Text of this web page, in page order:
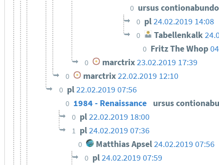
0 ursus
0 pl24.02.2019 14:08
0 Tabellenkalk
0 Fritz The Whop
0 marctrix23.02.2019 17:39
0 marctrix 22.02.2019 12:10
0 pl22.02.2019 07:56
0 1984 - Renaissance ursus
0 pl22.02.2019 18:00
1 pl24.02.2019 07:36
0 Matthias Apsel24.02.2019 07:56
0 pl24.02.2019 07:59